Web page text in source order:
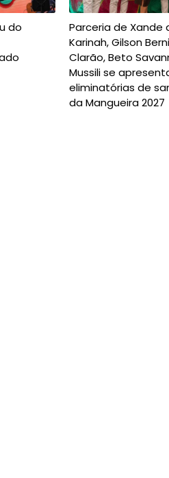
do
Parceria de Xande
Karinah, Gilson
Clarão, Beto
Mussili se
eliminatórias de
da Mangueira 2027